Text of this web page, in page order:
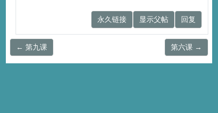
永久链接 显示父帖 回复
← 第九课 第六课 →